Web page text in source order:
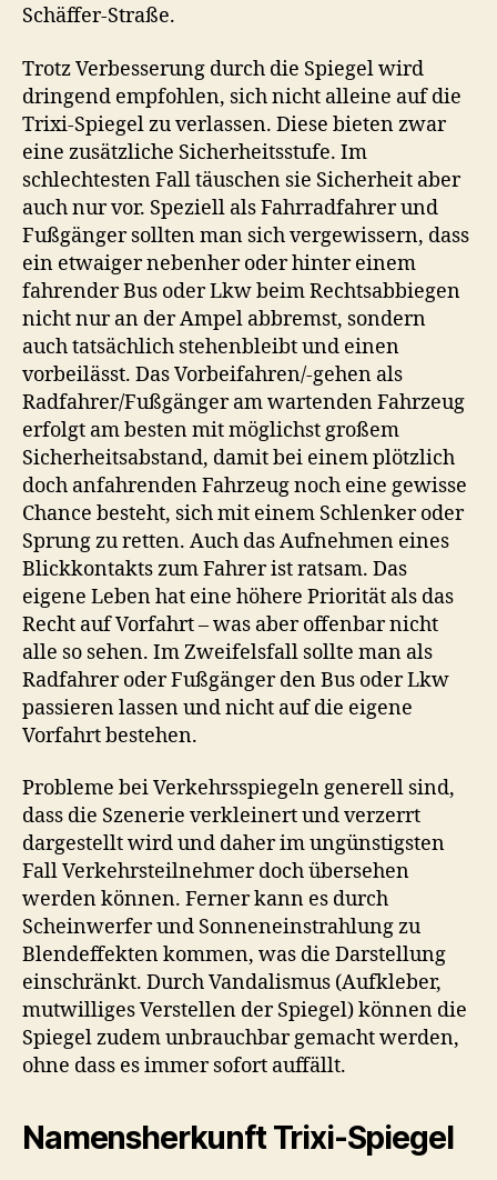
Schäffer-Straße.
Trotz Verbesserung durch die Spiegel wird
dringend empfohlen, sich nicht alleine auf die
Trixi-Spiegel zu verlassen. Diese bieten zwar
eine zusätzliche Sicherheitsstufe. Im
schlechtesten Fall täuschen sie Sicherheit aber
auch nur vor. Speziell als Fahrradfahrer und
Fußgänger sollten man sich vergewissern, dass
ein etwaiger nebenher oder hinter einem
fahrender Bus oder Lkw beim Rechtsabbiegen
nicht nur an der Ampel abbremst, sondern
auch tatsächlich stehenbleibt und einen
vorbeilässt. Das Vorbeifahren/-gehen als
Radfahrer/Fußgänger am wartenden Fahrzeug
erfolgt am besten mit möglichst großem
Sicherheitsabstand, damit bei einem plötzlich
doch anfahrenden Fahrzeug noch eine gewisse
Chance besteht, sich mit einem Schlenker oder
Sprung zu retten. Auch das Aufnehmen eines
Blickkontakts zum Fahrer ist ratsam. Das
eigene Leben hat eine höhere Priorität als das
Recht auf Vorfahrt – was aber offenbar nicht
alle so sehen. Im Zweifelsfall sollte man als
Radfahrer oder Fußgänger den Bus oder Lkw
passieren lassen und nicht auf die eigene
Vorfahrt bestehen.
Probleme bei Verkehrsspiegeln generell sind,
dass die Szenerie verkleinert und verzerrt
dargestellt wird und daher im ungünstigsten
Fall Verkehrsteilnehmer doch übersehen
werden können. Ferner kann es durch
Scheinwerfer und Sonneneinstrahlung zu
Blendeffekten kommen, was die Darstellung
einschränkt. Durch Vandalismus (Aufkleber,
mutwilliges Verstellen der Spiegel) können die
Spiegel zudem unbrauchbar gemacht werden,
ohne dass es immer sofort auffällt.
Namensherkunft Trixi-Spiegel